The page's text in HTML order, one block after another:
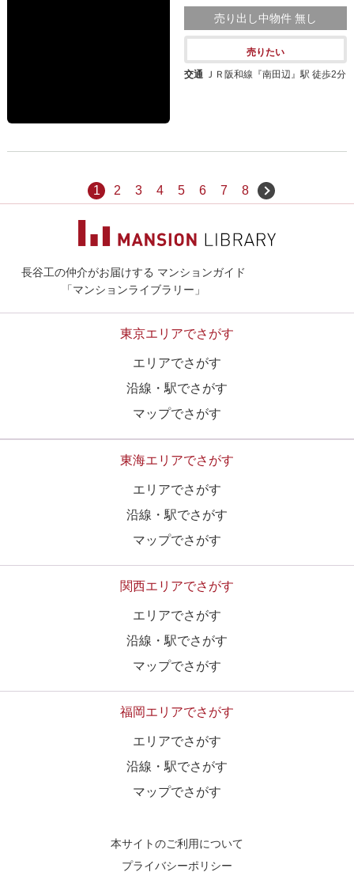
売り出し中物件 無し
売りたい
交通 ＪＲ阪和線『南田辺』駅 徒歩2分
1 2 3 4 5 6 7 8
長谷工の仲介がお届けする マンションガイド
「マンションライブラリー」
東京エリアでさがす
エリアでさがす
沿線・駅でさがす
マップでさがす
東海エリアでさがす
エリアでさがす
沿線・駅でさがす
マップでさがす
関西エリアでさがす
エリアでさがす
沿線・駅でさがす
マップでさがす
福岡エリアでさがす
エリアでさがす
沿線・駅でさがす
マップでさがす
本サイトのご利用について
プライバシーポリシー